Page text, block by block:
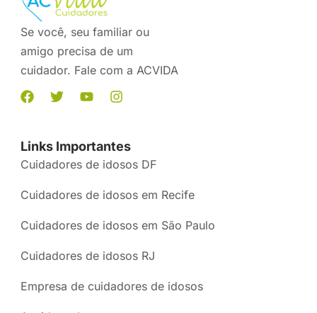
Se você, seu familiar ou
amigo precisa de um
cuidador. Fale com a ACVIDA
Links Importantes
Cuidadores de idosos DF
Cuidadores de idosos em Recife
Cuidadores de idosos em São Paulo
Cuidadores de idosos RJ
Empresa de cuidadores de idosos